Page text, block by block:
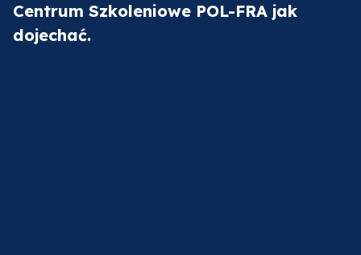
Centrum Szkoleniowe POL-FRA jak
dojechać.